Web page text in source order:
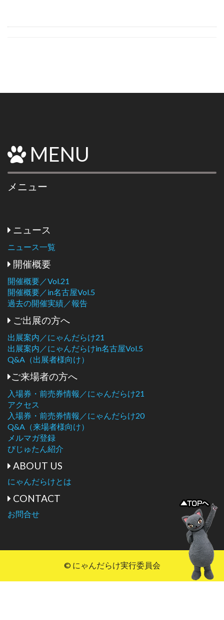
MENU
メニュー
ニュース
ニュース一覧
開催概要
開催概要／Vol.21
開催概要／in名古屋Vol.5
過去の開催実績／報告
ご出展の方へ
出展案内／にゃんだらけ21
出展案内／にゃんだらけin名古屋Vol.5
Q&A（出展者様向け）
ご来場者の方へ
入場券・前売券情報／にゃんだらけ21
アクセス
入場券・前売券情報／にゃんだらけ20
Q&A（来場者様向け）
メルマガ登録
びじゅたん紹介
ABOUT US
にゃんだらけとは
CONTACT
お問合せ
© にゃんだらけ実行委員会